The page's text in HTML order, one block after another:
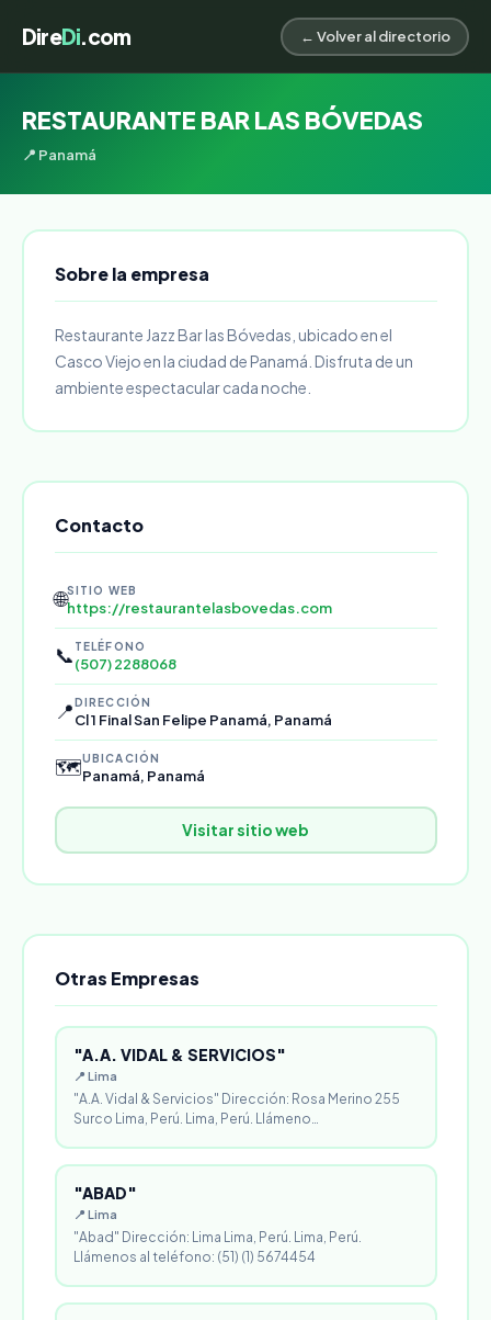
DireDi.com ← Volver al directorio
RESTAURANTE BAR LAS BÓVEDAS
📍 Panamá
Sobre la empresa
Restaurante Jazz Bar las Bóvedas, ubicado en el
Casco Viejo en la ciudad de Panamá. Disfruta de un
ambiente espectacular cada noche.
Contacto
🌐SITIO WEB
https://restaurantelasbovedas.com
📞 TELÉFONO
(507) 2288068
📍DIRECCIÓN
Cl 1 Final San Felipe Panamá, Panamá
🗺️UBICACIÓN
Panamá, Panamá
Visitar sitio web
Otras Empresas
"A.A. VIDAL & SERVICIOS"
📍 Lima
"A.A. Vidal & Servicios" Dirección: Rosa Merino 255
Surco Lima, Perú. Lima, Perú. Llámeno…
"ABAD"
📍 Lima
"Abad" Dirección: Lima Lima, Perú. Lima, Perú.
Llámenos al teléfono: (51) (1) 5674454